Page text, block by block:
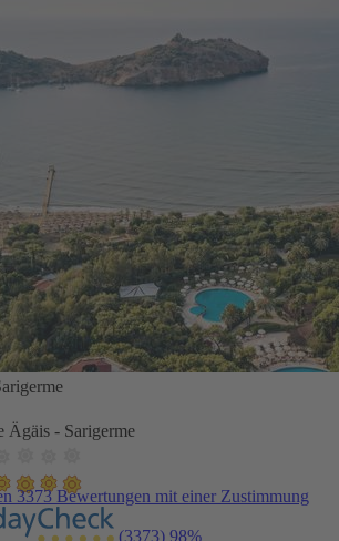
Ägäis - Sarigerme
3373 Bewertungen mit einer Zustimmung
(3373) 98%